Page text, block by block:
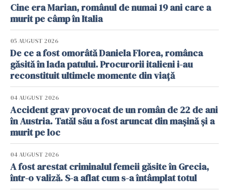
Cine era Marian, românul de numai 19 ani care a
murit pe câmp în Italia
05 AUGUST 2026
De ce a fost omorâtă Daniela Florea, românca
găsită în lada patului. Procurorii italieni i-au
reconstituit ultimele momente din viață
04 AUGUST 2026
Accident grav provocat de un român de 22 de ani
în Austria. Tatăl său a fost aruncat din mașină și a
murit pe loc
04 AUGUST 2026
A fost arestat criminalul femeii găsite în Grecia,
într-o valiză. S-a aflat cum s-a întâmplat totul